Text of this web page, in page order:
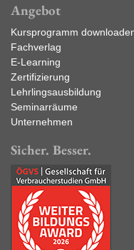
Angebot
Kursprogramm
Fachverlag
E-Learning
Zertifizierung
Lehrlingsausbildung
Seminarräume
Unternehmen
Sicher. Besser.